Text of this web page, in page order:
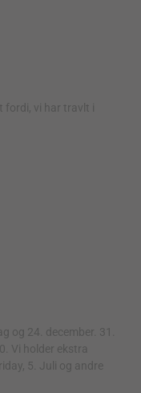
fordi, vi har travlt i
og 24. december. 31.
Vi holder ekstra
5. Juli og andre